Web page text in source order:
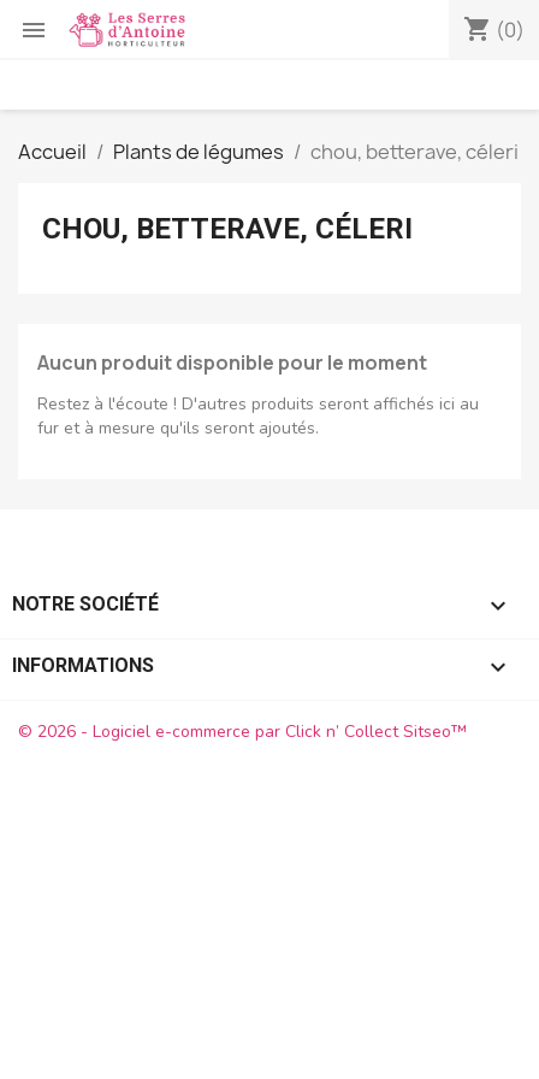
 shopping_cart (0)
Accueil Plants de légumes chou, betterave, céleri
CHOU, BETTERAVE, CÉLERI
Aucun produit disponible pour le moment
Restez à l'écoute ! D'autres produits seront affichés ici au
fur et à mesure qu'ils seront ajoutés.
NOTRE SOCIÉTÉ 
INFORMATIONS keyboard_arrow_down
© 2026 - Logiciel e-commerce par Click n’ Collect Sitseo™